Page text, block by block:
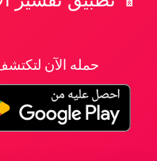
حمله الآن